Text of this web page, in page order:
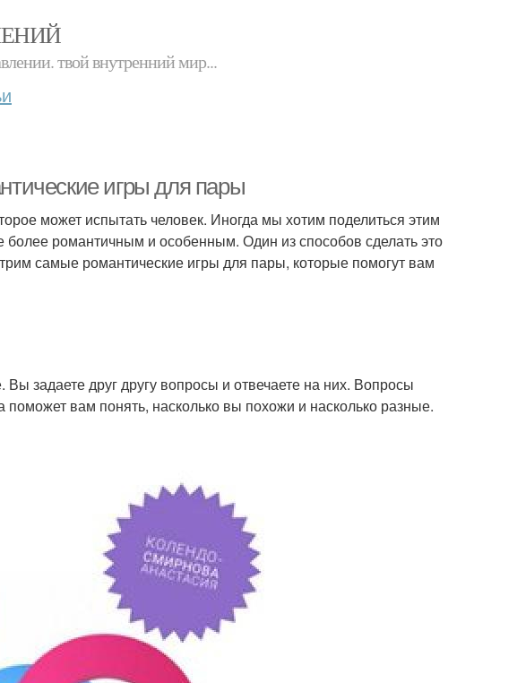
твой внутренний мир...
игры для пары
может испытать человек. Иногда мы хотим поделиться этим
романтичным и особенным. Один из способов сделать это
самые романтические игры для пары, которые помогут вам
задаете друг другу вопросы и отвечаете на них. Вопросы
вам понять, насколько вы похожи и насколько разные.